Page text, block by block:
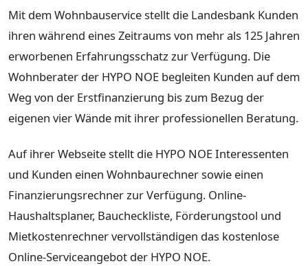
Mit dem Wohnbauservice stellt die Landesbank Kunden
ihren während eines Zeitraums von mehr als 125 Jahren
erworbenen Erfahrungsschatz zur Verfügung. Die
Wohnberater der HYPO NOE begleiten Kunden auf dem
Weg von der Erstfinanzierung bis zum Bezug der
eigenen vier Wände mit ihrer professionellen Beratung.
Auf ihrer Webseite stellt die HYPO NOE Interessenten
und Kunden einen Wohnbaurechner sowie einen
Finanzierungsrechner zur Verfügung. Online-
Haushaltsplaner, Baucheckliste, Förderungstool und
Mietkostenrechner vervollständigen das kostenlose
Online-Serviceangebot der HYPO NOE.